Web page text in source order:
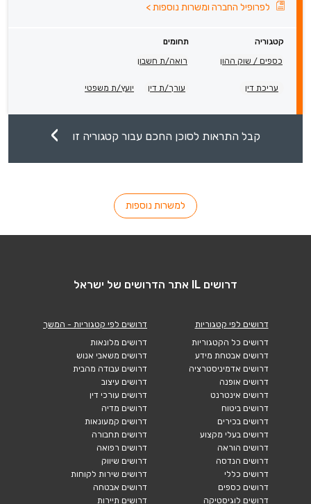
לפרופיל החברה ומשרות נוספות>
קטגוריה
תחומים
כספים / שוק ההון
רואה/ת חשבון
עריכת דין עורך/ת דין יועץ/ת משפטי
קבל התראות לסוכן החכם עבור קטגוריה זו
למשרות נוספות
דרושים IL אתר הדרושים של ישראל
דרושים לפי קטגוריות
דרושים כל הקטגוריות
דרושים אבטחת מידע
דרושים אדמיניסטרציה
דרושים אופנה
דרושים אינטרנט
דרושים ביטוח
דרושים בכירים
דרושים בעלי מקצוע
דרושים הוראה
דרושים הנדסה
דרושים כללי
דרושים כספים
דרושים לוגיסטיקה
דרושים לפי קטגוריות - המשך
דרושים מלונאות
דרושים משאבי אנוש
דרושים עבודה מהבית
דרושים עיצוב
דרושים עורכי דין
דרושים מדיה
דרושים קמעונאות
דרושים תחבורה
דרושים רפואה
דרושים שיווק
דרושים שירות לקוחות
דרושים אבטחה
דרושים תיירות